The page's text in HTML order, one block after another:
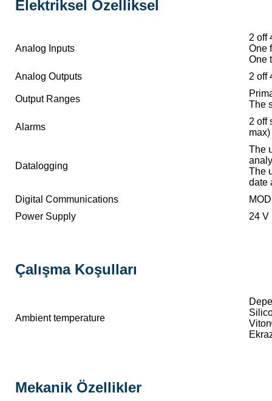
Elektriksel Özelliksel
Analog Inputs
2 off
One
One
Analog Outputs
2 off
Output Ranges
The
Alarms
2 off
max)
Datalogging
The
The
date
Digital Communications
Power Supply
24 V
Çalışma Koşulları
Ambient temperature
Mekanik Özellikler